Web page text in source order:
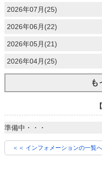
2026年07月(25)
2026年06月(22)
2026年05月(21)
2026年04月(25)
も
準備中・・・
＜＜ インフォメーションの一覧